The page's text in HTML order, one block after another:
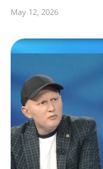
May 12, 2026